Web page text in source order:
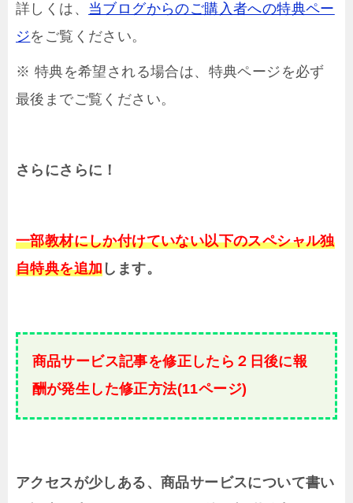
詳しくは、 当ブログからのご購入者への特典ペー
ジをご覧ください。
※ 特典を希望される場合は、特典ページを必ず
最後までご覧ください。
さらにさらに！
一部教材にしか付けていない以下のスペシャル独
自特典を追加 します。
商品サービス記事を修正したら２日後に報
酬が発生した修正方法(11ページ)
アクセスが少しある、商品サービスについて書い